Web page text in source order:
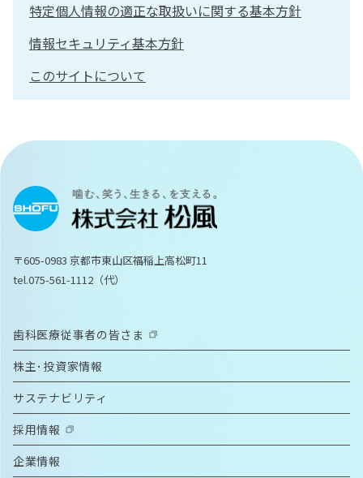
特定個人情報の適正な取扱いに関する基本方針
情報セキュリティ基本方針
このサイトについて
〒605-0983 京都市東山区福稲上高松町11
tel.075-561-1112（代）
歯科医療従事者の皆さま
株主･投資家情報
サステナビリティ
採用情報
企業情報